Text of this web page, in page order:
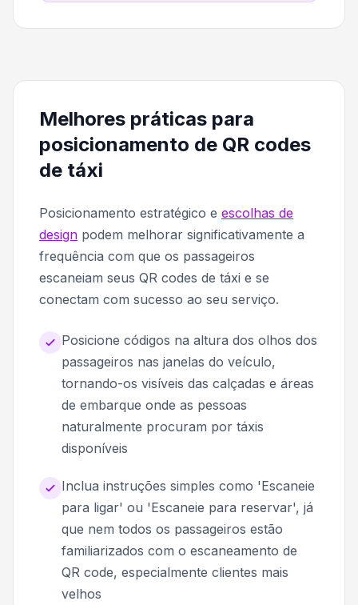
Melhores práticas para
posicionamento de QR codes
de táxi
Posicionamento estratégico e escolhas de
design podem melhorar significativamente a
frequência com que os passageiros
escaneiam seus QR codes de táxi e se
conectam com sucesso ao seu serviço.
Posicione códigos na altura dos olhos dos
passageiros nas janelas do veículo,
tornando-os visíveis das calçadas e áreas
de embarque onde as pessoas
naturalmente procuram por táxis
disponíveis
Inclua instruções simples como 'Escaneie
para ligar' ou 'Escaneie para reservar', já
que nem todos os passageiros estão
familiarizados com o escaneamento de
QR code, especialmente clientes mais
velhos